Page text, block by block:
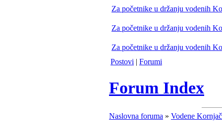
Za početnike u držanju vodenih
Za početnike u držanju vodenih
Za početnike u držanju vodenih
Postovi | Forumi
Forum Index
Naslovna foruma » Vodene